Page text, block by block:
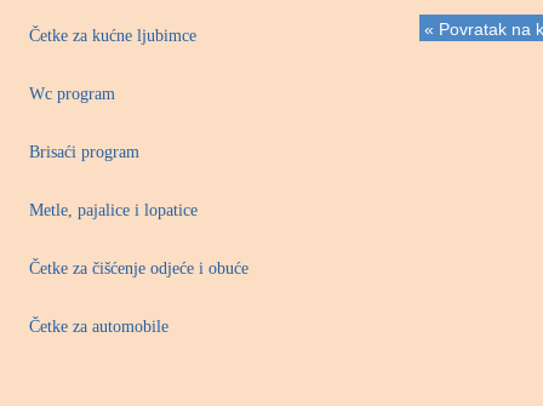
Četke za kućne ljubimce
Wc program
Brisaći program
Metle, pajalice i lopatice
Četke za čišćenje odjeće i obuće
Četke za automobile
« Povratak na